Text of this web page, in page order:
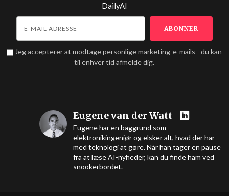
DailyAI
Jeg accepterer at modtage personlige marketing-e-mails - du kan
til enhver tid afmelde dig.
Eugene van der Watt
Eugene har en baggrund som
elektronikingeniør og elsker alt, hvad der har
med teknologi at gøre. Når han tager en pause
fra at læse AI-nyheder, kan du finde ham ved
snookerbordet.